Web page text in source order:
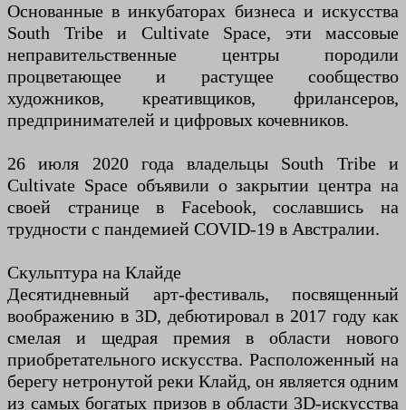
Основанные в инкубаторах бизнеса и искусства
South Tribe и Cultivate Space, эти массовые
неправительственные центры породили
процветающее и растущее сообщество
художников, креативщиков, фрилансеров,
предпринимателей и цифровых кочевников.
26 июля 2020 года владельцы South Tribe и
Cultivate Space объявили о закрытии центра на
своей странице в Facebook, сославшись на
трудности с пандемией COVID-19 в Австралии.
Скульптура на Клайде
Десятидневный арт-фестиваль, посвященный
воображению в 3D, дебютировал в 2017 году как
смелая и щедрая премия в области нового
приобретательного искусства. Расположенный на
берегу нетронутой реки Клайд, он является одним
из самых богатых призов в области 3D-искусства